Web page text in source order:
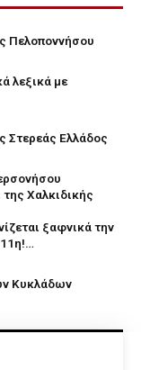
Πελοποννήσου
λεξικά με
Στερεάς Ελλάδος
Χαλκιδικής
ξαφνικά την
11η!…
Κυκλάδων